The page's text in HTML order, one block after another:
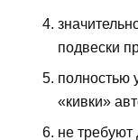
подвески
полностью
«кивки»
не